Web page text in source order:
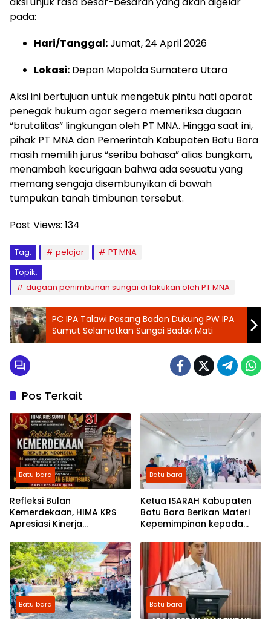
pada:
Hari/Tanggal:Jumat,24 April 2026
Lokasi: Depan Mapolda Sumatera Utara
Aksi ini bertujuan untuk mengetuk pintu hati aparat
penegak hukum agar segera memeriksa dugaan
“brutalitas” lingkungan oleh PT MNA. Hingga saat ini,
pihak PT MNA dan Pemerintah Kabupaten Batu Bara
masih memilih jurus “seribu bahasa” alias bungkam,
menambah kecurigaan bahwa ada sesuatu yang
memang sengaja disembunyikan di bawah
tumpukan tanah timbunan tersebut.
Post Views: 134
Tag: pelajar
PT MNA
Topik:
dugaan penimbunan sungai di lakukan oleh PT MNA
PC IPA Talawi Pasang Badan Dukung PW IPA
Sumut Selamatkan Sungai Badak Mati
Pos Terkait
Batu bara
Refleksi Bulan
Kemerdekaan, HIMA KRS
Apresiasi Kinerja
Kamtibmas Kapolres Batu
Bara AKBP Dony Satria
Wicaksono
Batu bara
Ketua ISARAH Kabupaten
Batu Bara Berikan Materi
Kepemimpinan kepada
Kabupaten Batu Bara
Batu bara Batu bara